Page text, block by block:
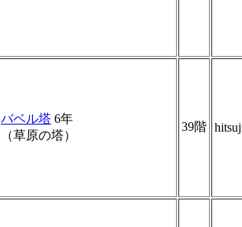
バベル塔 6年
（草原の塔）
39階